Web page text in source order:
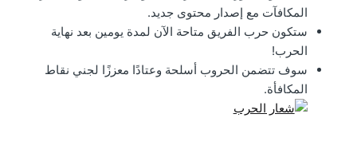
المكافآت مع إصدار محتوى جديد.
ستكون حرب الفريق متاحة الآن لمدة يومين بعد نهاية
الحرب!
سوف تتضمن الحروب أسلحة وعتادًا معززًا لجني نقاط
المكافأة.